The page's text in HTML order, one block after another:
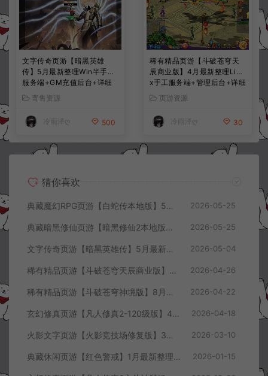
文字传奇页游【暗黑英雄
传】5月最新整理Win半手工
服务端+GM充值后台+详细
搭建教程
寄售资源
冷雨泽ღ 500
稀有精品页游【斗破苍穹天
辰商业版】4月最新整理Linu
x手工服务端+管理后台+详细
外网搭建教程
页游资源
冷雨泽ღ 30
猜你喜欢
典藏魔幻RPG页游【白蛇传本地版】5月最新整理Win一键服务端+PC客户端+GM工具+详细搭建教程 2026-05-25
典藏暗黑修仙页游【暗黑修仙2本地版】5月最新整理Win一键服务端+配套注册网页+GM工具+PC客户端+详细搭建教程 2026-05-25
文字传奇页游【暗黑英雄传】5月最新整理Win半手工服务端+GM充值后台+详细搭建教程 2026-05-04
稀有精品页游【斗破苍穹天辰商业版】4月最新整理Linux手工服务端+管理后台+详细外网搭建教程 2026-04-26
稀有精品页游【斗破苍穹神境版】8月最新整理Linux手工服务端+管理后台+详细外网搭建教程 2026-04-22
玄幻修真页游【凡人修真2-120级版】4月最新整理Win一键服务端+GM工具+详细搭建教程 2026-04-18
火影文字页游【火影竞技场修复版】3月最新整理Linux手工服务端+Win一键服务端+管理后台+详细搭建教程 2026-03-10
典藏休闲页游【红色警戒】1月最新整理Linux手工服务端+Win一键服务端+解压即玩+简易安卓客户端+详细搭建教程 2026-01-15